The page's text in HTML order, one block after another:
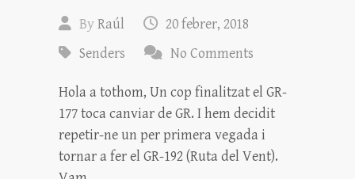
ByRaúl
20 febrer, 2018
Senders
No Comments
Hola a tothom, Un cop finalitzat el GR-
177 toca canviar de GR. I hem decidit
repetir-ne un per primera vegada i
tornar a fer el GR-192 (Ruta del Vent).